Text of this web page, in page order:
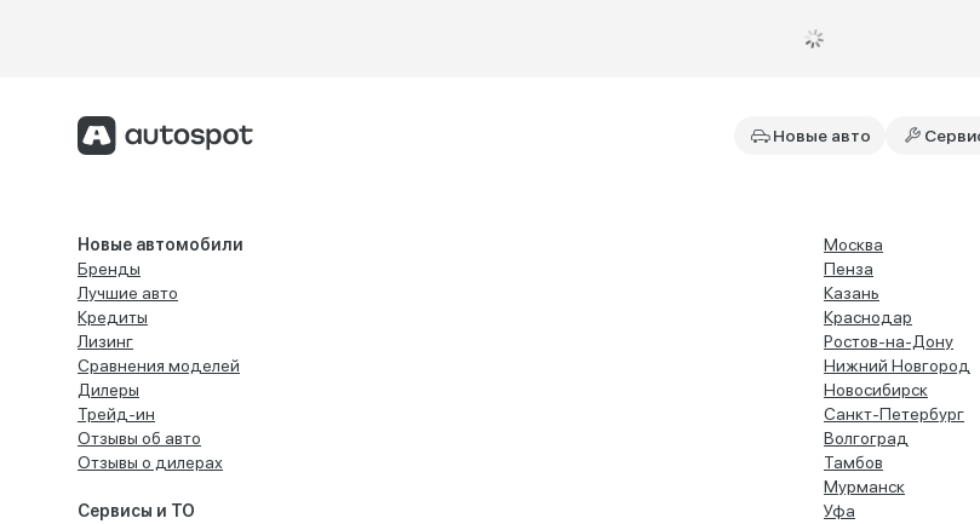
Новые авто
Новые автомобили
Бренды
Лучшие авто
Кредиты
Лизинг
Сравнения моделей
Дилеры
Трейд-ин
Отзывы об авто
Отзывы о дилерах
Сервисы и ТО
Москва
Пенза
Казань
Краснодар
Ростов-на-Дону
Нижний Новгород
Новосибирск
Санкт-Петербург
Волгоград
Тамбов
Мурманск
Уфа